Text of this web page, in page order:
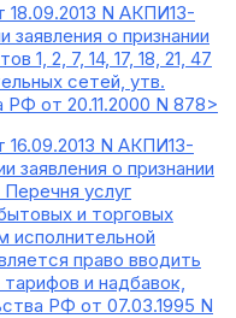
N АКПИ13-
заявления о признании
1, 2, 7, 14, 17, 18, 21, 47
сетей, утв.
от 20.11.2000 N 878>
N АКПИ13-
заявления о признании
услуг
и торговых
исполнительной
право вводить
и надбавок,
РФ от 07.03.1995 N